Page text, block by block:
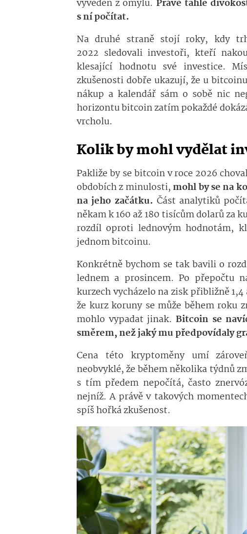
vyveden z omylu. Právě tahle
s ní počítat.
Na druhé straně stojí roky, kdy
2022 sledovali investoři, kteří
klesající hodnotu své investice.
zkušenosti dobře ukazují, že u
nákup a kalendář sám o sobě nic
horizontu bitcoin zatím pokaždé
vrcholu.
Kolik by mohl vydělat
Pakliže by se bitcoin v roce 2026
obdobích z minulosti, mohl by se na
na jeho začátku. Část analytiků
někam k 160 až 180 tisícům dolarů za
rozdíl oproti lednovým hodnotám,
jednom bitcoinu.
Konkrétně bychom se tak bavili o
lednem a prosincem. Po přepočtu
kurzech vycházelo na zisk přibližně
že kurz koruny se může během roku
mohlo vypadat jinak. Bitcoin se
směrem, než jaký mu předpovídaly
Cena této kryptoměny umí
neobvyklé, že během několika týdnů
s tím předem nepočítá, často
nejníž. A právě v takových
spíš hořká zkušenost.